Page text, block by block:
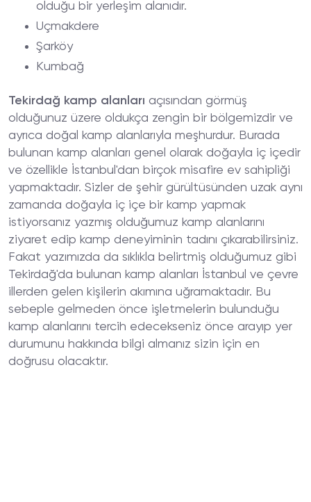
olduğu bir yerleşim alanıdır.
Uçmakdere
Şarköy
Kumbağ
Tekirdağ kamp alanları açısından görmüş
olduğunuz üzere oldukça zengin bir bölgemizdir ve
ayrıca doğal kamp alanlarıyla meşhurdur. Burada
bulunan kamp alanları genel olarak doğayla iç içedir
ve özellikle İstanbul'dan birçok misafire ev sahipliği
yapmaktadır. Sizler de şehir gürültüsünden uzak aynı
zamanda doğayla iç içe bir kamp yapmak
istiyorsanız yazmış olduğumuz kamp alanlarını
ziyaret edip kamp deneyiminin tadını çıkarabilirsiniz.
Fakat yazımızda da sıklıkla belirtmiş olduğumuz gibi
Tekirdağ'da bulunan kamp alanları İstanbul ve çevre
illerden gelen kişilerin akımına uğramaktadır. Bu
sebeple gelmeden önce işletmelerin bulunduğu
kamp alanlarını tercih edecekseniz önce arayıp yer
durumunu hakkında bilgi almanız sizin için en
doğrusu olacaktır.